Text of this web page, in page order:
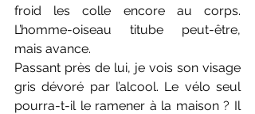
froid les colle encore au corps.
L’homme-oiseau titube peut-être,
mais avance.
Passant près de lui, je vois son visage
gris dévoré par l’alcool. Le vélo seul
pourra-t-il le ramener à la maison ? Il